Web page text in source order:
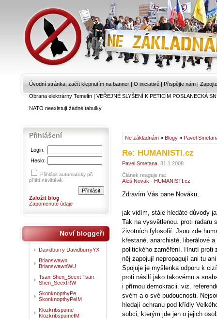
Úvodní stránka, začít klepnutím na banner | O iniciativě | Přispějte nám |
Obrana elektrárny Temelín|VEŘEJNÉ SLYŠENÍ K PETICÍM POSLANECKÁ
NATO neexistují žádné tabulky.
Ne základnám » Blogy » Pavel
Re: HUMANISTI.cz
Pavel Smetana , 31.1.2008
Článek reaguje na:
Aleš Novák - HUMANISTI.cz
Zdravím Vás pane Nováku,
jak vidím, stále hledáte důvody
Tak na vysvětlenou. proti radaru
životních fylosofií. Jsou zde
křestané, anarchisté, liberálové
politického zaměření. Hnutí proti
něj zapojují nepropagují ani tu
Spojuje je myšlenka odporu k
proti násilí jako takovému a
i přímou demokracii. viz.
svém a o své budoucnosti.
hledají ochranu pod křídly
sobci, kterým jde jen o jejich
Přihlášení
Login:
Heslo:
Přihlásit automaticky při
příští návštěvě.
Založit blog
Zapomenuté údaje
Noví bloggeři
Davidburry DavidburryYX
Brianswawn
BrianswawnWU
Tsan-Shen_Seext Tsan-
Shen_SeextRW
SkonknopthyPe
SkonknopthyPeIM
Klozkribspume
KlozkribspumeIM